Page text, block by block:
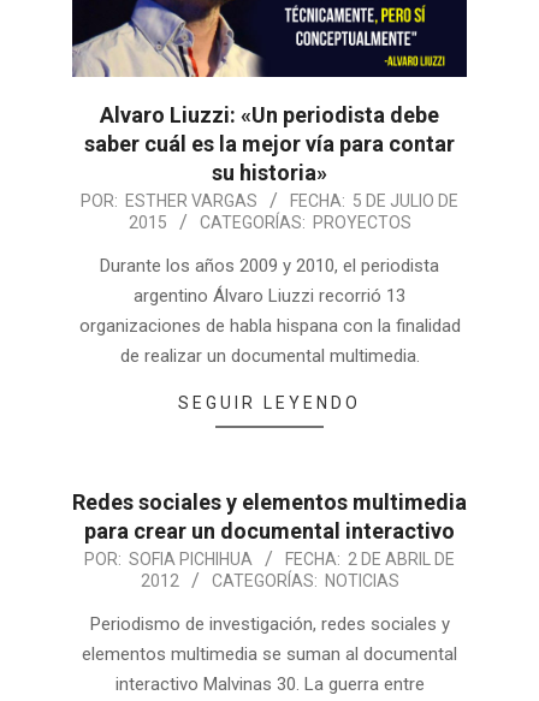
Alvaro Liuzzi: «Un periodista debe
saber cuál es la mejor vía para contar
su historia»
POR: ESTHER VARGAS FECHA: 5 DE JULIO DE
2015
CATEGORÍAS: PROYECTOS
Durante los años 2009 y 2010, el periodista
argentino Álvaro Liuzzi recorrió 13
organizaciones de habla hispana con la finalidad
de realizar un documental multimedia.
SEGUIR LEYENDO
Redes sociales y elementos multimedia
para crear un documental interactivo
POR: SOFIA PICHIHUA FECHA: 2 DE ABRIL DE
2012
CATEGORÍAS: NOTICIAS
Periodismo de investigación, redes sociales y
elementos multimedia se suman al documental
interactivo Malvinas 30. La guerra entre